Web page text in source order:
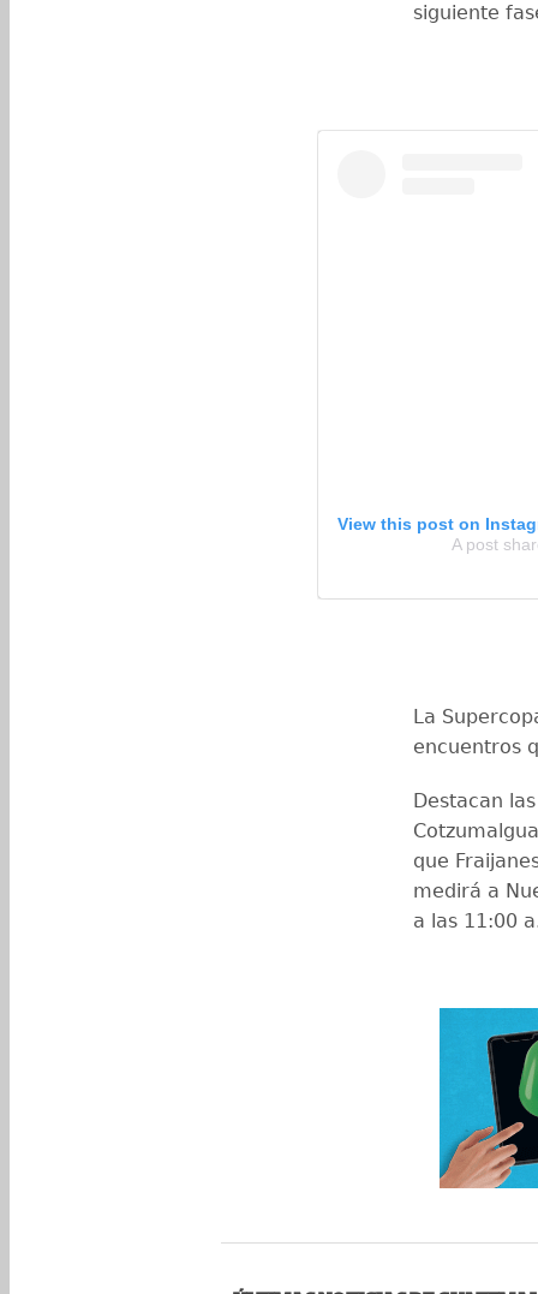
siguiente
View this post on
A post
La
encuentros
Destacan
que
medirá a
a las 11:00